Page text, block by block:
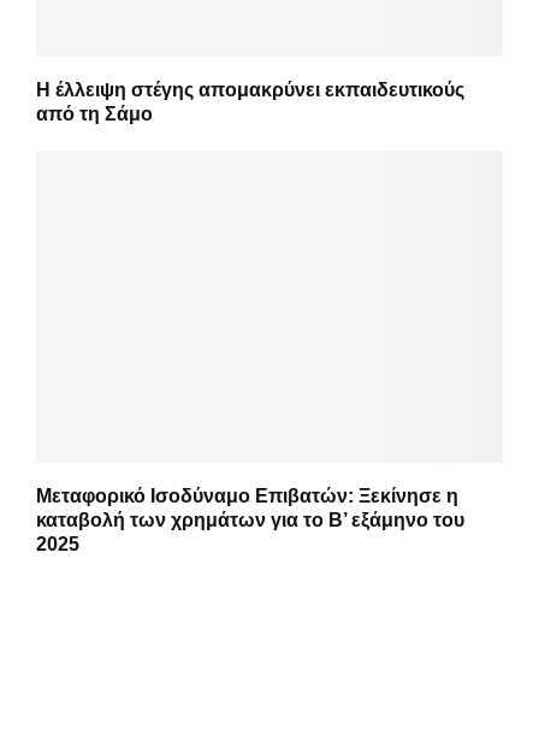
Η έλλειψη στέγης απομακρύνει εκπαιδευτικούς
από τη Σάμο
Μεταφορικό Ισοδύναμο Επιβατών: Ξεκίνησε η
καταβολή των χρημάτων για το Β’ εξάμηνο του
2025